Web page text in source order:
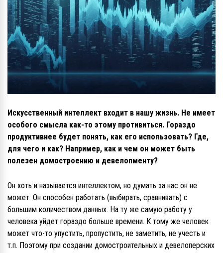
Искусственный интеллект входит в нашу жизнь. Не имеет
особого смысла как-то этому противиться. Гораздо
продуктивнее будет понять, как его использовать? Где,
для чего и как? Например, как и чем он может быть
полезен домостроению и девелопменту?
Он хоть и называется интеллектом, но думать за нас он не
может. Он способен работать (выбирать, сравнивать) с
большим количеством данных. На ту же самую работу у
человека уйдет гораздо больше времени. К тому же человек
может что-то упустить, пропустить, не заметить, не учесть и
т.п. Поэтому при создании домостроительных и девелоперских